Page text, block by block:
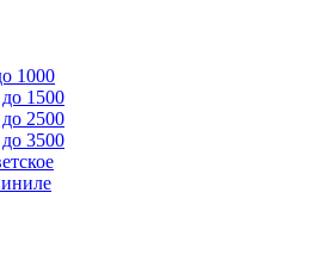
1000
1500
2500
3500